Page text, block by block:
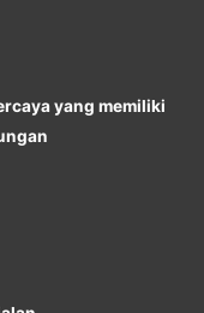
yang memiliki